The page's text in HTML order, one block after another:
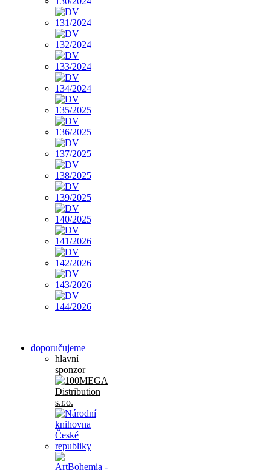
doporučujeme
hlavní
sponzor